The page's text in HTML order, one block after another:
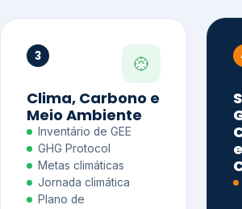
3
Clima, Carbono e
Meio Ambiente
Inventário de GEE
GHG Protocol
Metas climáticas
Jornada climática
Plano de
e